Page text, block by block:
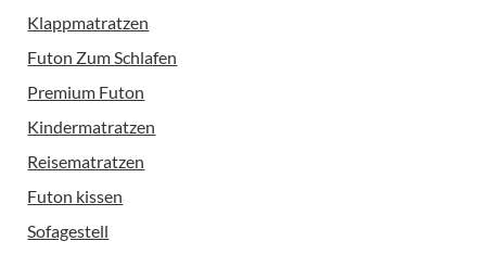
Klappmatratzen
Futon Zum Schlafen
Premium Futon
Kindermatratzen
Reisematratzen
Futon kissen
Sofagestell